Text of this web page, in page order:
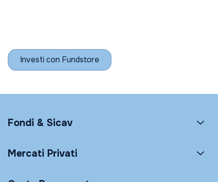
Investi con Fundstore
Fondi & Sicav
Mercati Privati